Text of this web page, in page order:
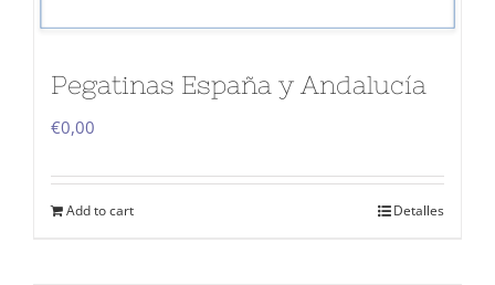
Pegatinas España y Andalucía
€0,00
Add to cart Detalles